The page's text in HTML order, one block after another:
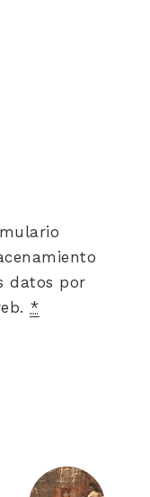
datos por
*